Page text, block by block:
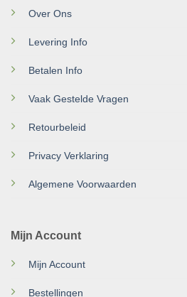
Over Ons
Levering Info
Betalen Info
Vaak Gestelde Vragen
Retourbeleid
Privacy Verklaring
Algemene Voorwaarden
Mijn Account
Mijn Account
Bestellingen